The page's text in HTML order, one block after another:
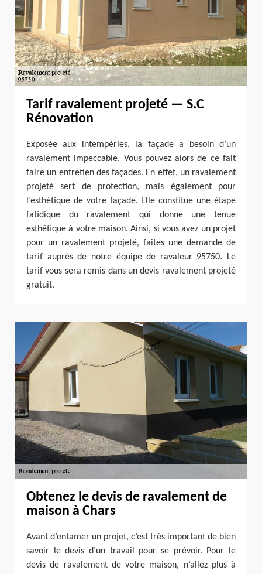
Tarif ravalement projeté — S.C
Rénovation
Exposée aux intempéries, la façade a besoin d’un
ravalement impeccable. Vous pouvez alors de ce fait
faire un entretien des façades. En effet, un ravalement
projeté sert de protection, mais également pour
l’esthétique de votre façade. Elle constitue une étape
fatidique du ravalement qui donne une tenue
esthétique à votre maison. Ainsi, si vous avez un projet
pour un ravalement projeté, faites une demande de
tarif auprès de notre équipe de ravaleur 95750. Le
tarif vous sera remis dans un devis ravalement projeté
gratuit.
Obtenez le devis de ravalement de
maison à Chars
Avant d’entamer un projet, c’est très important de bien
savoir le devis d’un travail pour se prévoir. Pour le
devis de ravalement de votre maison, n’allez plus à